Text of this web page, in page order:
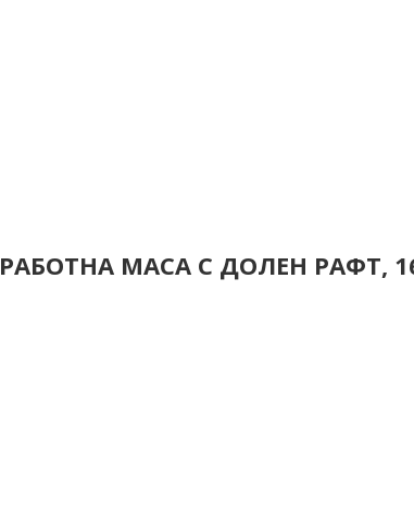
РАБОТНА МАСА С ДОЛЕН РАФТ,